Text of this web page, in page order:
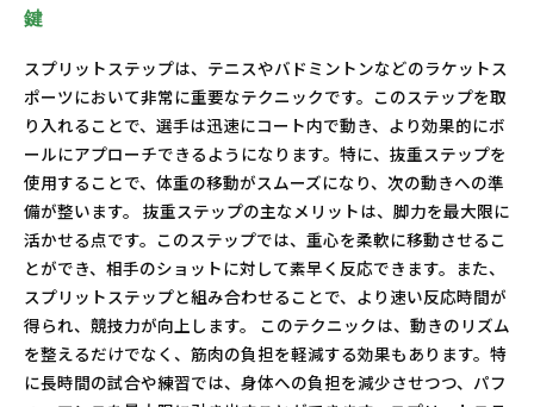
鍵
スプリットステップは、テニスやバドミントンなどのラケットス
ポーツにおいて非常に重要なテクニックです。このステップを取
り入れることで、選手は迅速にコート内で動き、より効果的にボ
ールにアプローチできるようになります。特に、抜重ステップを
使用することで、体重の移動がスムーズになり、次の動きへの準
備が整います。 抜重ステップの主なメリットは、脚力を最大限に
活かせる点です。このステップでは、重心を柔軟に移動させるこ
とができ、相手のショットに対して素早く反応できます。また、
スプリットステップと組み合わせることで、より速い反応時間が
得られ、競技力が向上します。 このテクニックは、動きのリズム
を整えるだけでなく、筋肉の負担を軽減する効果もあります。特
に長時間の試合や練習では、身体への負担を減少させつつ、パフ